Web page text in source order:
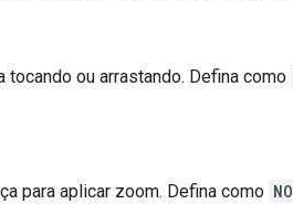
ou arrastando. Defina como
para aplicar zoom. Defina como NO